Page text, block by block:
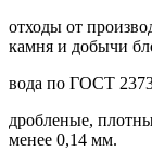
отходы от
камня и добычи
вода по ГОСТ
дробленые,
менее 0,14 мм.